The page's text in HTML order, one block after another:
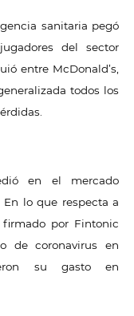
sanitaria pegó
del sector
entre McDonald’s,
todos los
en el mercado
lo que respecta a
por Fintonic
de coronavirus en
su gasto en